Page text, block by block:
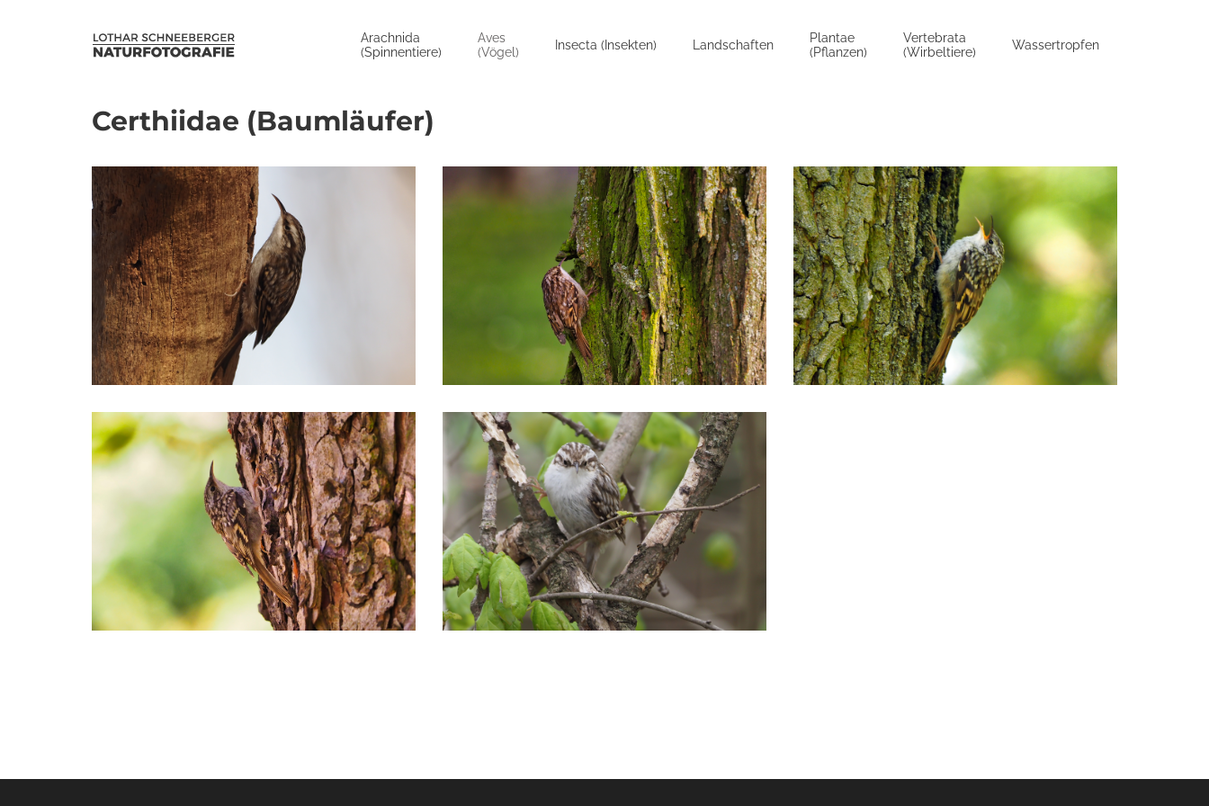
Arachnida
(Spinnentiere)
Aves
(Vögel)
Insecta (Insekten) Landschaften
Plantae
(Pflanzen)
Vertebrata
(Wirbeltiere)
Wassertropfen
Certhiidae (Baumläufer)